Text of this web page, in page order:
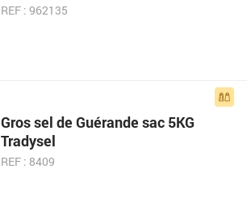
REF : 962135
Gros sel de Guérande sac 5KG
Tradysel
REF : 8409